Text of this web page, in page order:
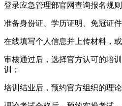
登录应急管理部官网查询报名规
准备身份证、学历证明、免冠证
在线填写个人信息并上传材料，
审核通过后，选择官方认可的培
训；
培训结业后，预约官方组织的理论